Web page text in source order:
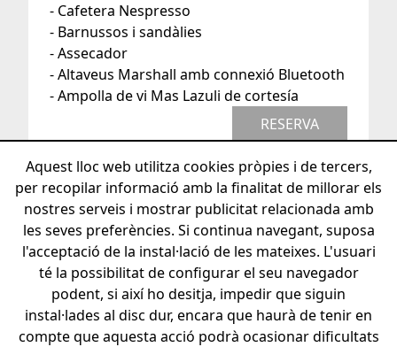
- Cafetera Nespresso
- Barnussos i sandàlies
- Assecador
- Altaveus Marshall amb connexió Bluetooth
- Ampolla de vi Mas Lazuli de cortesía
RESERVA
+34 872208262
info@hotelvillasalvador.com
Camí de s'Arenella, 3 - 17488 Cadaqués
Aquest lloc web utilitza cookies pròpies i de tercers,
per recopilar informació amb la finalitat de millorar els
nostres serveis i mostrar publicitat relacionada amb
les seves preferències. Si continua navegant, suposa
l'acceptació de la instal·lació de les mateixes. L'usuari
té la possibilitat de configurar el seu navegador
podent, si així ho desitja, impedir que siguin
instal·lades al disc dur, encara que haurà de tenir en
compte que aquesta acció podrà ocasionar dificultats